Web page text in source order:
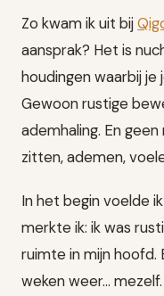
Zo kwam ik uit bij
aansprak? Het is
houdingen waarbij
Gewoon rustige
ademhaling. En
zitten, ademen,
In het begin voelde
merkte ik: ik was
ruimte in mijn
weken weer… mezelf.